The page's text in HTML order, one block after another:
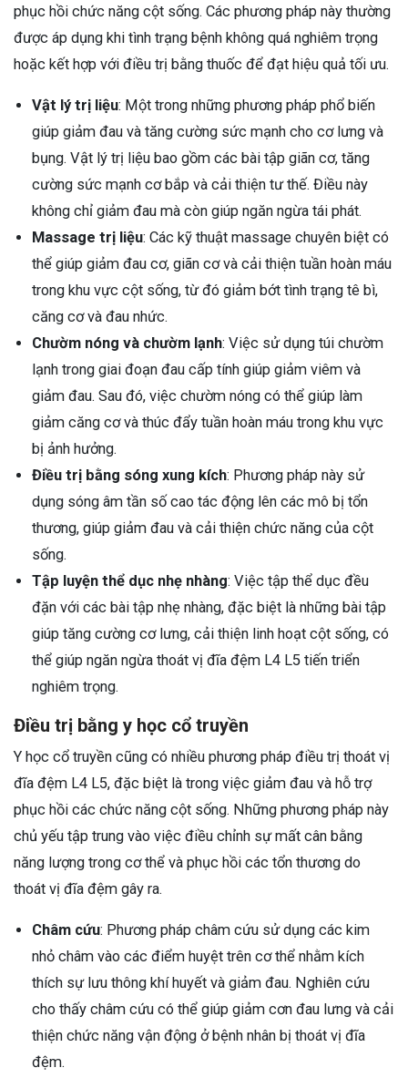
phục hồi chức năng cột sống. Các phương pháp này thường
được áp dụng khi tình trạng bệnh không quá nghiêm trọng
hoặc kết hợp với điều trị bằng thuốc để đạt hiệu quả tối ưu.
Vật lý trị liệu: Một trong những phương pháp phổ biến
giúp giảm đau và tăng cường sức mạnh cho cơ lưng và
bụng. Vật lý trị liệu bao gồm các bài tập giãn cơ, tăng
cường sức mạnh cơ bắp và cải thiện tư thế. Điều này
không chỉ giảm đau mà còn giúp ngăn ngừa tái phát.
Massage trị liệu: Các kỹ thuật massage chuyên biệt có
thể giúp giảm đau cơ, giãn cơ và cải thiện tuần hoàn máu
trong khu vực cột sống, từ đó giảm bớt tình trạng tê bì,
căng cơ và đau nhức.
Chườm nóng và chườm lạnh: Việc sử dụng túi chườm
lạnh trong giai đoạn đau cấp tính giúp giảm viêm và
giảm đau. Sau đó, việc chườm nóng có thể giúp làm
giảm căng cơ và thúc đẩy tuần hoàn máu trong khu vực
bị ảnh hưởng.
Điều trị bằng sóng xung kích: Phương pháp này sử
dụng sóng âm tần số cao tác động lên các mô bị tổn
thương, giúp giảm đau và cải thiện chức năng của cột
sống.
Tập luyện thể dục nhẹ nhàng: Việc tập thể dục đều
đặn với các bài tập nhẹ nhàng, đặc biệt là những bài tập
giúp tăng cường cơ lưng, cải thiện linh hoạt cột sống, có
thể giúp ngăn ngừa thoát vị đĩa đệm L4 L5 tiến triển
nghiêm trọng.
Điều trị bằng y học cổ truyền
Y học cổ truyền cũng có nhiều phương pháp điều trị thoát vị
đĩa đệm L4 L5, đặc biệt là trong việc giảm đau và hỗ trợ
phục hồi các chức năng cột sống. Những phương pháp này
chủ yếu tập trung vào việc điều chỉnh sự mất cân bằng
năng lượng trong cơ thể và phục hồi các tổn thương do
thoát vị đĩa đệm gây ra.
Châm cứu: Phương pháp châm cứu sử dụng các kim
nhỏ châm vào các điểm huyệt trên cơ thể nhằm kích
thích sự lưu thông khí huyết và giảm đau. Nghiên cứu
cho thấy châm cứu có thể giúp giảm cơn đau lưng và cải
thiện chức năng vận động ở bệnh nhân bị thoát vị đĩa
đệm.